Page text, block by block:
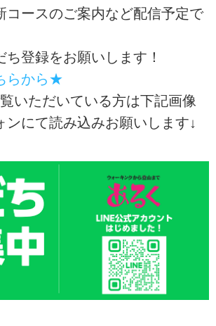
植物など紅葉を観賞しながらハ
イキング、登山を楽しみません
紹介。ツアーの検索・ご予約も
簡単。
コースのご案内など配信予定で
ち登録をお願いします！
らから★
いただいている方は下記画像
ンにて読み込みお願いします↓